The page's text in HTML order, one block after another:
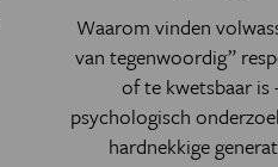
Waarom vinden
van tegenwoordig”
of te kwetsbaar
psychologisch
hardnekkige